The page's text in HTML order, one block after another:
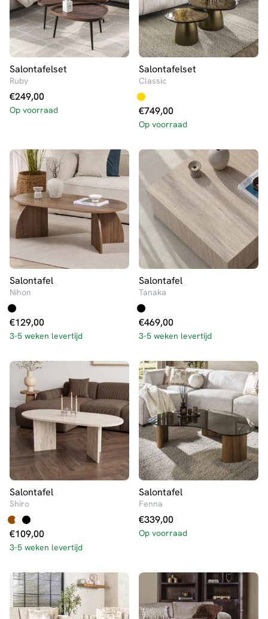
Salontafelset
Ruby
€249,00
Op voorraad
Salontafelset
Classic
€749,00
Op voorraad
Salontafel
Nihon
€129,00
3-5 weken levertijd
Salontafel
Tanaka
€469,00
3-5 weken levertijd
Salontafel
Shiro
€109,00
3-5 weken levertijd
Salontafel
Fenna
€339,00
Op voorraad